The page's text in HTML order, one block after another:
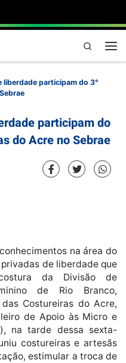
Pesquisa
liberdade participam do 3°
participam do
do Acre no Sebrae
na área do
de liberdade que
da Divisão de
de Rio Branco,
Costureiras do Acre,
de Apoio às Micro e
na tarde dessa sexta-
costureiras e artesãs
estimular a troca de